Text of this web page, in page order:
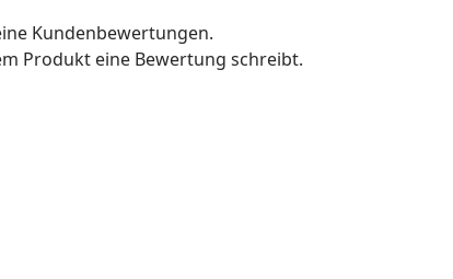
Kundenbewertungen.
Produkt eine Bewertung schreibt.